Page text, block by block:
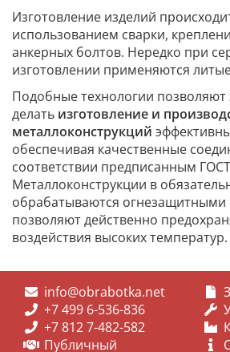
Изготовление изделий
использованием сварки,
анкерных болтов. Нередко при
изготовлении применяются
Подобные технологии позволяют
делать изготовление и
металлоконструкций
обеспечивая качественные
соответствии предписанным
Металлоконструкции в
обрабатываются
позволяют действенно
воздействия высоких температур.
info@obrabotka.net
+7 499 6-536-836
+7 812 7-482-582
Публичный